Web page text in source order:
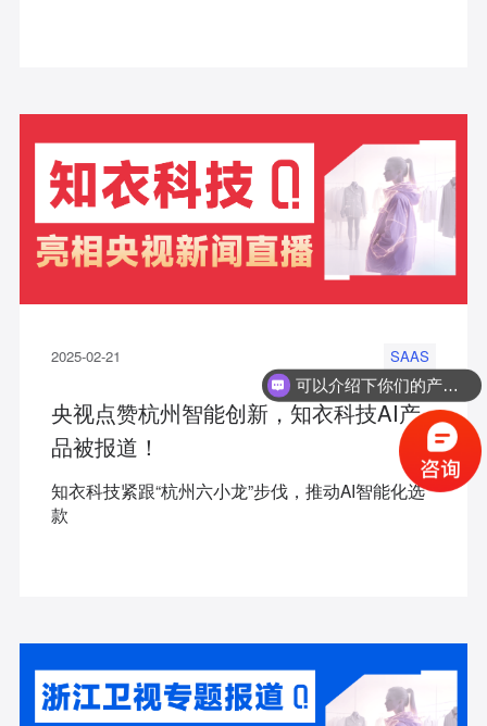
2025-02-21 SAAS
央视点赞杭州智能创新，知衣科技AI产
品被报道！
知衣科技紧跟“杭州六小龙”步伐，推动AI智能化选
款
可以介绍下你们的产品么？
你们是怎么收费的呢？